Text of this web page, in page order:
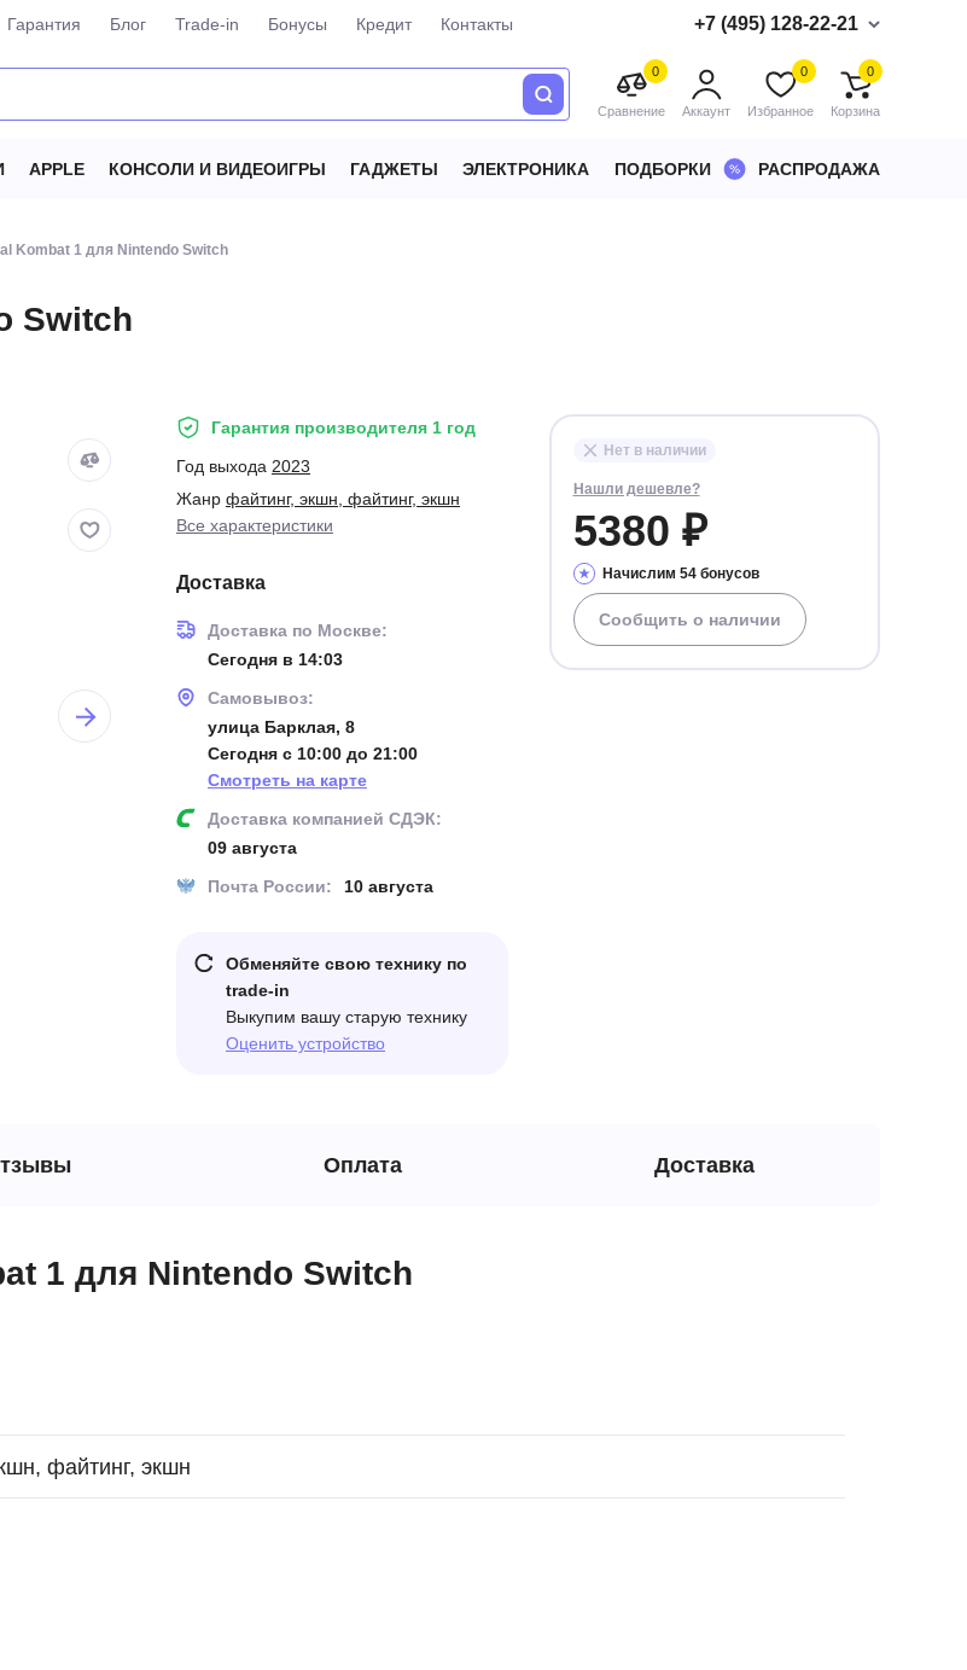
Гарантия Блог Trade-in Бонусы Кредит Контакты +7 (495) 128-22-21
0
Сравнение Аккаунт
0
Избранное
0
Корзина
APPLE КОНСОЛИ И ВИДЕОИГРЫ ГАДЖЕТЫ ЭЛЕКТРОНИКА ПОДБОРКИ РАСПРОДАЖА
Kombat 1 для Nintendo Switch
Switch
Гарантия производителя 1 год
Год выхода 2023
Жанр файтинг, экшн, файтинг, экшн
Все характеристики
Доставка
Доставка по Москве:
Сегодня в 14:03
Самовывоз:
улица Барклая, 8
Сегодня с 10:00 до 21:00
Смотреть на карте
Доставка компанией СДЭК:
09 августа
Почта России:
10 августа
Обменяйте свою технику по
trade-in
Выкупим вашу старую технику
Оценить устройство
Нет в наличии
Нашли дешевле?
5380 ₽
Начислим 54 бонусов
Сообщить о наличии
Оплата Доставка
1 для Nintendo Switch
файтинг, экшн